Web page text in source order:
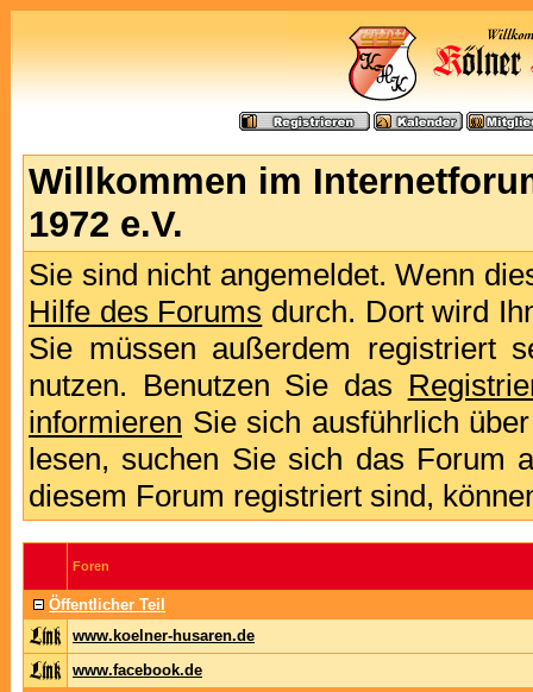
Willkommen im
1972 e.V.
Sie sind nicht angemeldet. Wenn
Hilfe des Forums durch. Dort wird
Sie müssen außerdem registriert
nutzen. Benutzen Sie das
informieren Sie sich ausführlich
lesen, suchen Sie sich das Forum
diesem Forum registriert sind,
Foren
Öffentlicher Teil
www.koelner-husaren.de
www.facebook.de